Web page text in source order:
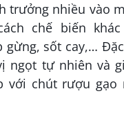
trưởng nhiều vào
chế biến
gừng, sốt cay,…
ngọt tự nhiên và
với chút rượu gạo